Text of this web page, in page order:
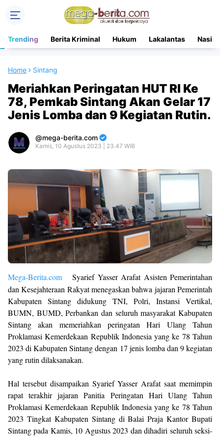
Trending Berita Kriminal Hukum Lakalantas
Home Sintang
Meriahkan Peringatan HUT RI Ke
78, Pemkab Sintang Akan Gelar 17
Jenis Lomba dan 9 Kegiatan Rutin.
mega-berita.com
Kamis, 10 Agustus 2023 | 23.47 WIB
Mega-Berita.com Syarief Yasser Arafat Asisten Pemerintahan
dan Kesejahteraan Rakyat menegaskan bahwa jajaran Pemerintah
Kabupaten Sintang didukung TNI, Polri, Instansi Vertikal,
BUMN, BUMD, Perbankan dan seluruh masyarakat Kabupaten
Sintang akan memeriahkan peringatan Hari Ulang Tahun
Proklamasi Kemerdekaan Republik Indonesia yang ke 78 Tahun
2023 di Kabupaten Sintang dengan 17 jenis lomba dan 9 kegiatan
yang rutin dilaksanakan.
Hal tersebut disampaikan Syarief Yasser Arafat saat memimpin
rapat terakhir jajaran Panitia Peringatan Hari Ulang Tahun
Proklamasi Kemerdekaan Republik Indonesia yang ke 78 Tahun
2023 Tingkat Kabupaten Sintang di Balai Praja Kantor Bupati
Sintang pada Kamis, 10 Agustus 2023 dan dihadiri seluruh seksi-